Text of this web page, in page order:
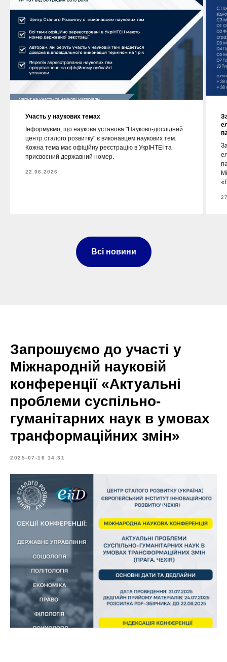
Участь у наукових темах
Інформуємо, що наукова установа "Науково-дослідний
центр сталого розвитку" є виконавцем наукових тем.
Кожна тема має офіційну реєстрацію в УкрІНТЕІ та
присвоєний державний номер.
22.06.2026
Всі новини
Запрошуємо до участі у
Міжнародній науковій
конференції «Актуальні
проблеми суспільно-
гуманітарних наук в умовах
транформаційних змін»
2025-07-16 14:31